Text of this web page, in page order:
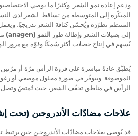
المبكّرة إلى المتوسطة من تساقط الشعر لدى
المنتظم تطوّرَه ويُحسّن كثافة الشعر تدريجيًا.
إلى بصيلات الشعر وإطالة طور النمو (anagen)
يُسهم في إنتاج خصلات أكثر سُمكًا وقوّة مع مرور
يُطبَّق عادةً مباشرة على فروة الرأس مرّة أو مرّتين
الموصوفة. ويتوفّر في صورة محلول موضعي أو
الرأس في مناطق تخفّف الشعر، حيث تُمتصّ وتصل
علاجات مضادّات الأندروجين (تحت
قد يُوصى بعلاجات مضادّات الأندروجين حين يرتبط